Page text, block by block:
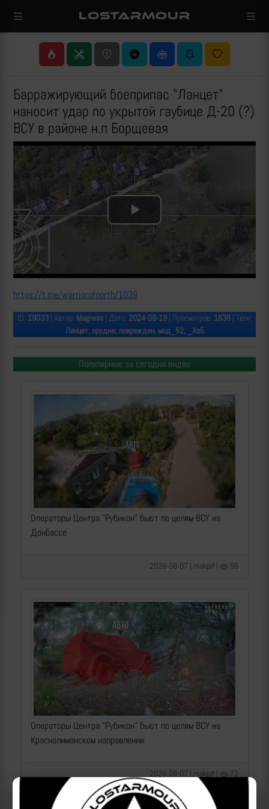
LOSTARMOUR
Барражирующий боеприпас "Ланцет"
наносит удар по укрытой гаубице Д-20 (?)
ВСУ в районе н.п Борщевая
Play
Video
https://t.me/warriorofnorth/1039
ID: 19033| Автор: Magness| Дата: 2024-06-19| Просмотров: 1636| Теги:
Ланцет, орудие, поврежден, мод_52, _ХоБ
Популярные за сегодня видео
Операторы Центра "Рубикон" бьют по целям ВСУ на
Донбассе
2026-08-07 | makpif | 96
Операторы Центра "Рубикон" бьют по целям ВСУ на
Краснолиманском направлении
2026-08-07 | makpif | 72